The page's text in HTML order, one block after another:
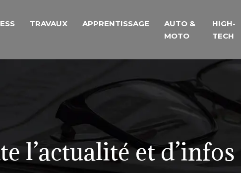
TRAVAUX APPRENTISSAGE
AUTO &
MOTO
HIGH-
TECH
l’actualité et